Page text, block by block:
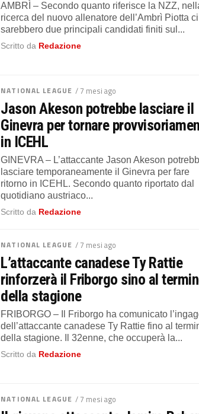
AMBRÌ – Secondo quanto riferisce la NZZ,
ricerca del nuovo allenatore dell’Ambrì Piotta ci
sarebbero due principali candidati finiti sul...
Scritto da Redazione
NATIONAL LEAGUE / 7 mesi ago
Jason Akeson potrebbe lasciare il
Ginevra per tornare
in ICEHL
GINEVRA – L’attaccante Jason Akeson
lasciare temporaneamente il Ginevra per fare
ritorno in ICEHL. Secondo quanto riportato dal
quotidiano austriaco...
Scritto da Redazione
NATIONAL LEAGUE / 7 mesi ago
L’attaccante canadese Ty Rattie
rinforzerà il Friborgo sino al
della stagione
FRIBORGO – Il Friborgo ha comunicato
dell’attaccante canadese Ty Rattie fino al
della stagione. Il 32enne, che occuperà la...
Scritto da Redazione
NATIONAL LEAGUE / 7 mesi ago